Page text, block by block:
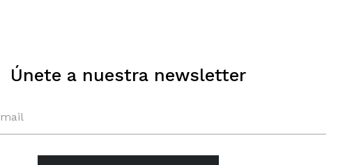
Únete a nuestra newsletter